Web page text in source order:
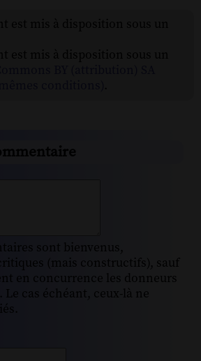
sont bienvenus,
(mais constructifs), sauf
en concurrence les donneurs
cas échéant, ceux-là ne